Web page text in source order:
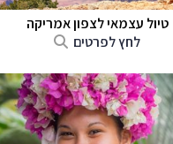
טיול עצמאי לצפון אמריקה
לחץ לפרטים